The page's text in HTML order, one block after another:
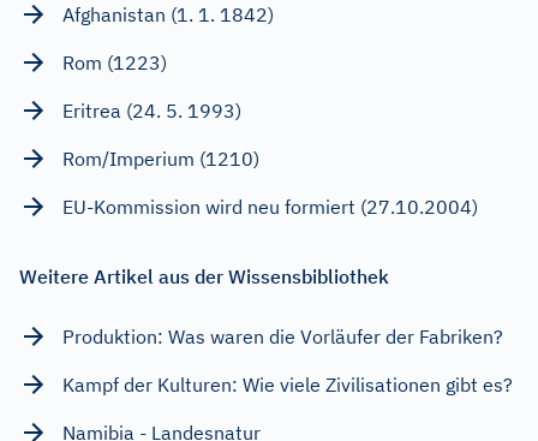
Afghanistan (1. 1. 1842)
Rom (1223)
Eritrea (24. 5. 1993)
Rom/Imperium (1210)
EU-Kommission wird neu formiert (27.10.2004)
Weitere Artikel aus der Wissensbibliothek
Produktion: Was waren die Vorläufer der Fabriken?
Kampf der Kulturen: Wie viele Zivilisationen gibt es?
Namibia - Landesnatur